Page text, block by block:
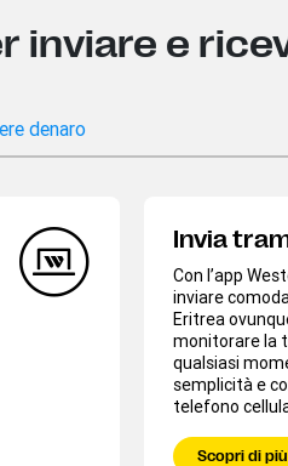
inviare e
denaro
Invia
Con l’app
inviare
Eritrea
monitorare la
qualsiasi
semplicità e
telefono
Scopri di più